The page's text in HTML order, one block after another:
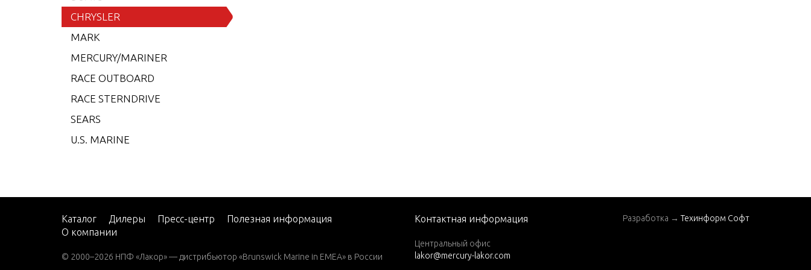
CHRYSLER
MARK
MERCURY/MARINER
RACE OUTBOARD
RACE STERNDRIVE
SEARS
U.S. MARINE
8 (1978)
8 (1979)
9.9 (1980)
Каталог Дилеры Пресс-центр
Полезная информация
О компании
© 2000–2026 НПФ «Лакор» — дистрибьютор «Brunswick Marine in EMEA» в России
Контактная информация
Центральный офис
lakor@mercury-lakor.com
Разработка → Техинформ Софт